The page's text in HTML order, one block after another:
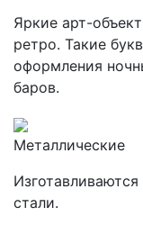
Яркие арт-
ретро. Такие
оформления
баров.
Металлические
стали.